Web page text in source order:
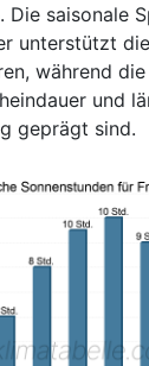
Die saisonale
unterstützt
während
und
geprägt sind.